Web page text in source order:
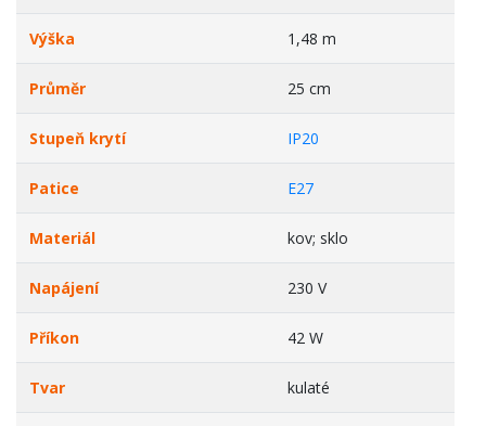
Výška 1,48 m
Průměr 25 cm
Stupeň krytí IP20
Patice E27
Materiál kov; sklo
Napájení 230 V
Příkon 42 W
Tvar kulaté